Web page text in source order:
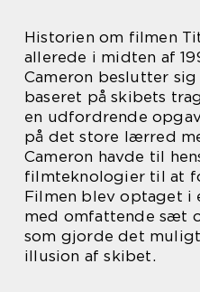
Historien om filmen
allerede i midten af
Cameron beslutter
baseret på skibets
en udfordrende
på det store lærred
Cameron havde til
filmteknologier til at
Filmen blev optaget i
med omfattende sæt
som gjorde det
illusion af skibet.